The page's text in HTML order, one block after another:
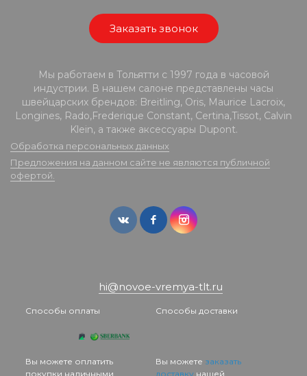
Заказать звонок
Мы работаем в Тольятти с 1997 года в часовой
индустрии. В нашем салоне представлены часы
швейцарских брендов: Breitling, Oris, Maurice Lacroix,
Longines, Rado,Frederique Constant, Certina,Tissot, Calvin
Klein, а также аксессуары Dupont.
Обработка персональных данных
Предложения на данном сайте не являются публичной
офертой.
hi@novoe-vremya-tlt.ru
Способы оплаты
Вы можете оплатить
покупки наличными
Способы доставки
Вы можете заказать
доставкунашей